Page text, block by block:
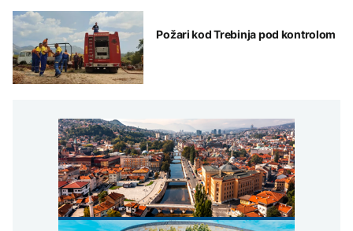
Požari kod Trebinja pod kontrolom